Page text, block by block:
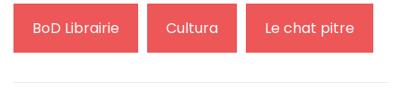
BoD Librairie Cultura Le chat pitre